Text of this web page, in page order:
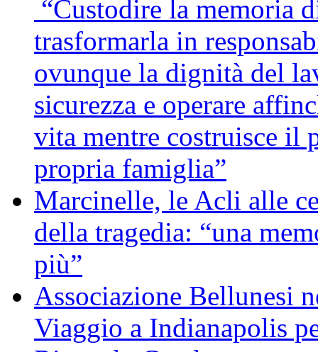
“Custodire la memoria
trasformarla in
ovunque la dignità del
sicurezza e operare
vita mentre costruisce il
propria famiglia”
Marcinelle, le Acli alle
della tragedia: “una
più”
Associazione Bellunesi
Viaggio a Indianapolis